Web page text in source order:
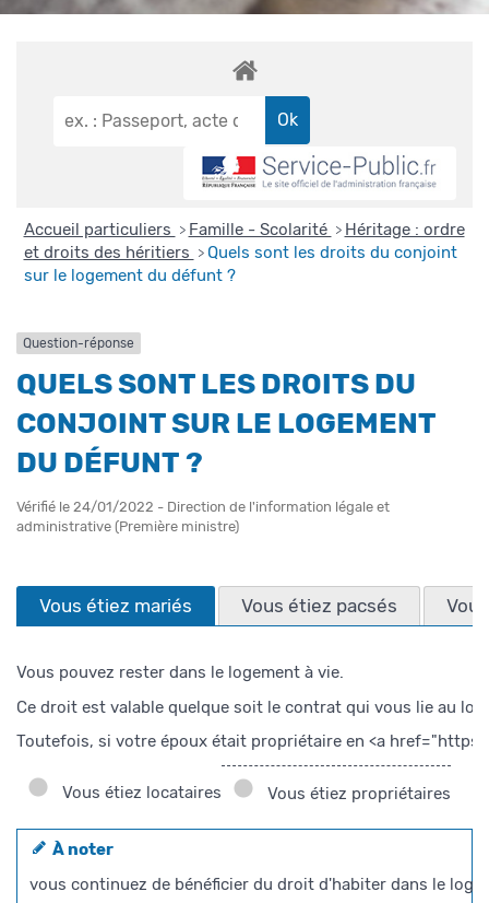
Accueil particuliers > Famille - Scolarité > Héritage : ordre
et droits des héritiers > Quels sont les droits du conjoint
sur le logement du défunt ?
Question-réponse
QUELS SONT LES DROITS DU
CONJOINT SUR LE LOGEMENT
DU DÉFUNT ?
Vérifié le 24/01/2022 - Direction de l'information légale et
administrative (Première ministre)
Vous étiez mariés Vous étiez pacsés
Vous pouvez rester dans le logement à vie.
Ce droit est valable quelque soit le contrat qui vous lie au
Toutefois, si votre époux était propriétaire en <a
Vous étiez locataires Vous étiez propriétaires
À noter
vous continuez de bénéficier du droit d'habiter dans le